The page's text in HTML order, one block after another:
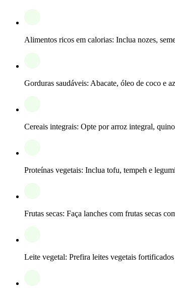
Alimentos ricos em calorias: Inclua nozes,
Gorduras saudáveis: Abacate, óleo de coco e
Cereais integrais: Opte por arroz integral,
Proteínas vegetais: Inclua tofu, tempeh e
Frutas secas: Faça lanches com frutas secas
Leite vegetal: Prefira leites vegetais